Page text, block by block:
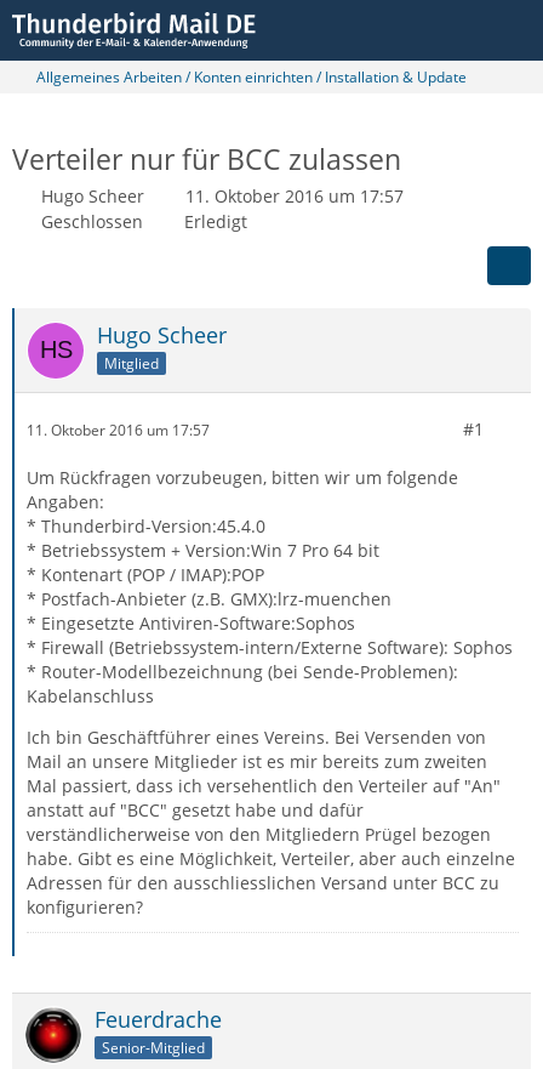
Allgemeines Arbeiten / Konten einrichten / Installation & Update
Verteiler nur für BCC zulassen
Hugo Scheer
11. Oktober 2016 um 17:57
Geschlossen
Erledigt
Hugo Scheer
Mitglied
11. Oktober 2016 um 17:57 #1
Um Rückfragen vorzubeugen, bitten wir um folgende
Angaben:
* Thunderbird-Version:45.4.0
* Betriebssystem + Version:Win 7 Pro 64 bit
* Kontenart (POP / IMAP):POP
* Postfach-Anbieter (z.B. GMX):lrz-muenchen
* Eingesetzte Antiviren-Software:Sophos
* Firewall (Betriebssystem-intern/Externe Software): Sophos
* Router-Modellbezeichnung (bei Sende-Problemen):
Kabelanschluss
Ich bin Geschäftführer eines Vereins. Bei Versenden von
Mail an unsere Mitglieder ist es mir bereits zum zweiten
Mal passiert, dass ich versehentlich den Verteiler auf "An"
anstatt auf "BCC" gesetzt habe und dafür
verständlicherweise von den Mitgliedern Prügel bezogen
habe. Gibt es eine Möglichkeit, Verteiler, aber auch einzelne
Adressen für den ausschliesslichen Versand unter BCC zu
konfigurieren?
Feuerdrache
Senior-Mitglied